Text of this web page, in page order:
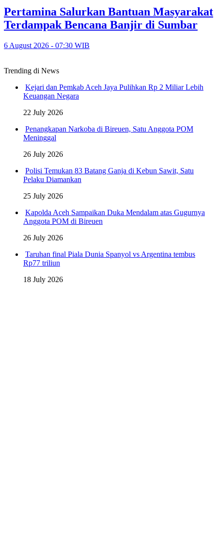
Pertamina Salurkan Bantuan Masyarakat
Terdampak Bencana Banjir di Sumbar
6 August 2026 - 07:30 WIB
Trending di News
Kejari dan Pemkab Aceh Jaya Pulihkan Rp 2 Miliar Lebih
Keuangan Negara
22 July 2026
Penangkapan Narkoba di Bireuen, Satu Anggota POM
Meninggal
26 July 2026
Polisi Temukan 83 Batang Ganja di Kebun Sawit, Satu
Pelaku Diamankan
25 July 2026
Kapolda Aceh Sampaikan Duka Mendalam atas Gugurnya
Anggota POM di Bireuen
26 July 2026
Taruhan final Piala Dunia Spanyol vs Argentina tembus
Rp77 triliun
18 July 2026